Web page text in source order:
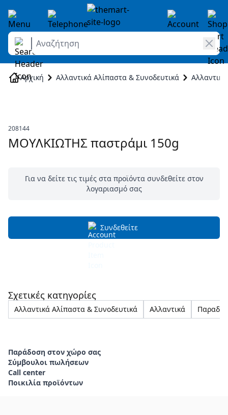
Skip to Content
Αναζήτηση
Αρχική Αλλαντικά Αλίπαστα & Συνοδευτικά Αλλαντικά
208144
ΜΟΥΛΚΙΩΤΗΣ παστράμι 150g
Για να δείτε τις τιμές στα προϊόντα συνδεθείτε στον
λογαριασμό σας
Συνδεθείτε
Σχετικές κατηγορίες
Αλλαντικά Αλίπαστα & Συνοδευτικά Αλλαντικά
Παράδοση στον χώρο σας
Σύμβουλοι πωλήσεων
Call center
Ποικιλία προϊόντων